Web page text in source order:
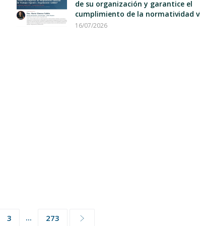
de su organización y garantice el
cumplimiento de la normatividad
16/07/2026
3 ... 273